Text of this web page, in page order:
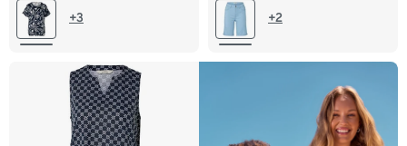
L 44/46+3 44 46
+2